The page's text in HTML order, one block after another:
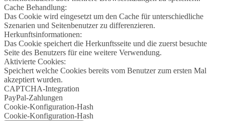
Cache Behandlung:
Das Cookie wird eingesetzt um den Cache für unterschiedliche
Szenarien und Seitenbenutzer zu differenzieren.
Herkunftsinformationen:
Das Cookie speichert die Herkunftsseite und die zuerst besuchte
Seite des Benutzers für eine weitere Verwendung.
Aktivierte Cookies:
Speichert welche Cookies bereits vom Benutzer zum ersten Mal
akzeptiert wurden.
CAPTCHA-Integration
PayPal-Zahlungen
Cookie-Konfiguration-Hash
Cookie-Konfiguration-Hash